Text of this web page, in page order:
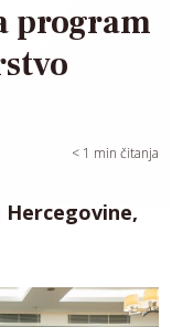
program
< 1 min čitanja
Hercegovine,